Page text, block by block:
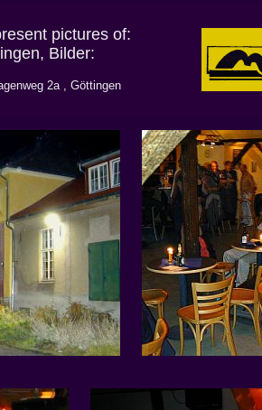
pictures of:
Bilder:
2a , Göttingen